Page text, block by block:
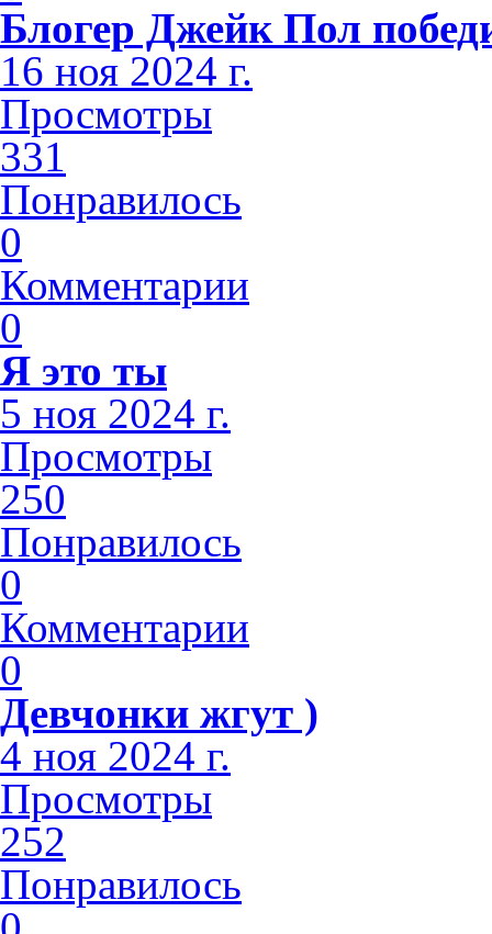
Блогер Джейк Пол
16 ноя 2024 г.
Просмотры
331
Понравилось
0
Комментарии
0
Я это ты
5 ноя 2024 г.
Просмотры
250
Понравилось
0
Комментарии
0
Девчонки жгут )
4 ноя 2024 г.
Просмотры
252
Понравилось